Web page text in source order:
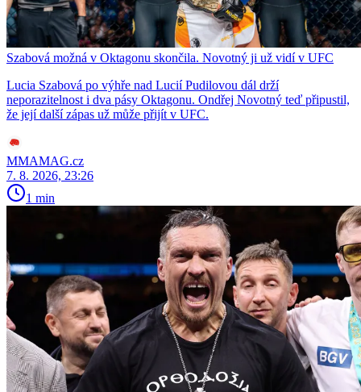
Szabová možná v Oktagonu skončila. Novotný ji už vidí v UFC
Lucia Szabová po výhře nad Lucií Pudilovou dál drží
neporazitelnost i dva pásy Oktagonu. Ondřej Novotný teď připustil,
že její další zápas už může přijít v UFC.
MMAMAG.cz
7. 8. 2026, 23:26
1 min